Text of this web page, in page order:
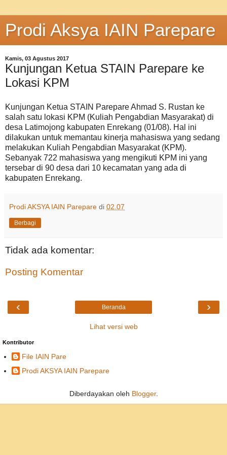
Prodi Aksya IAIN Parepare
Kamis, 03 Agustus 2017
Kunjungan Ketua STAIN Parepare ke
Lokasi KPM
Kunjungan Ketua STAIN Parepare Ahmad S. Rustan ke
salah satu lokasi KPM (Kuliah Pengabdian Masyarakat) di
desa Latimojong kabupaten Enrekang (01/08). Hal ini
dilakukan untuk memantau kinerja mahasiswa yang sedang
melakukan Kuliah Pengabdian Masyarakat (KPM).
Sebanyak 722 mahasiswa yang mengikuti KPM ini yang
tersebar di 90 desa dari 10 kecamatan yang ada di
kabupaten Enrekang.
Prodi AKSYA IAIN Parepare di 02.07
Berbagi
Tidak ada komentar:
Posting Komentar
‹ ›
Beranda
Lihat versi web
Kontributor
File IAIN Pare
Prodi AKSYA IAIN Parepare
Diberdayakan oleh Blogger.